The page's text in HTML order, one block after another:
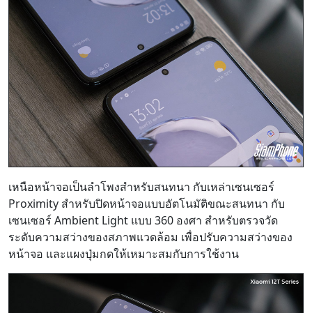
เหนือหน้าจอเป็นลำโพงสำหรับสนทนา กับเหล่าเซนเซอร์
Proximity สำหรับปิดหน้าจอแบบอัตโนมัติขณะสนทนา กับ
เซนเซอร์ Ambient Light แบบ 360 องศา สำหรับตรวจวัด
ระดับความสว่างของสภาพแวดล้อม เพื่อปรับความสว่างของ
หน้าจอ และแผงปุ่มกดให้เหมาะสมกับการใช้งาน